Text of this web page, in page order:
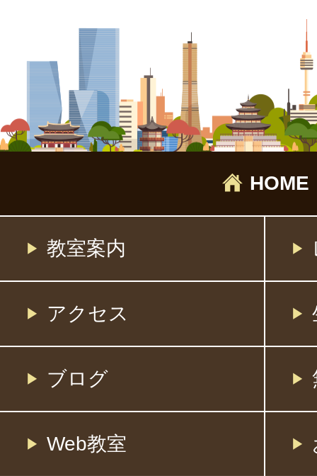
HOME
教室案内
アクセス
ブログ
Web教室